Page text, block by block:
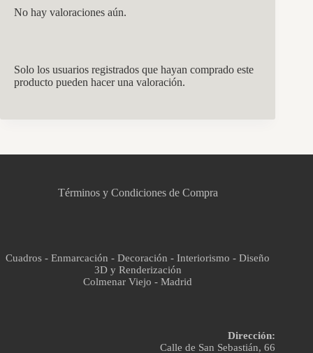
No hay valoraciones aún.
Solo los usuarios registrados que hayan comprado este
producto pueden hacer una valoración.
Términos y Condiciones de Compra
Cuadros - Enmarcación - Decoración - Interiorismo - Diseño
3D y Renderización
Colmenar Viejo - Madrid
Dirección:
Calle de San Sebastián, 66
Asistente virtual · En línea